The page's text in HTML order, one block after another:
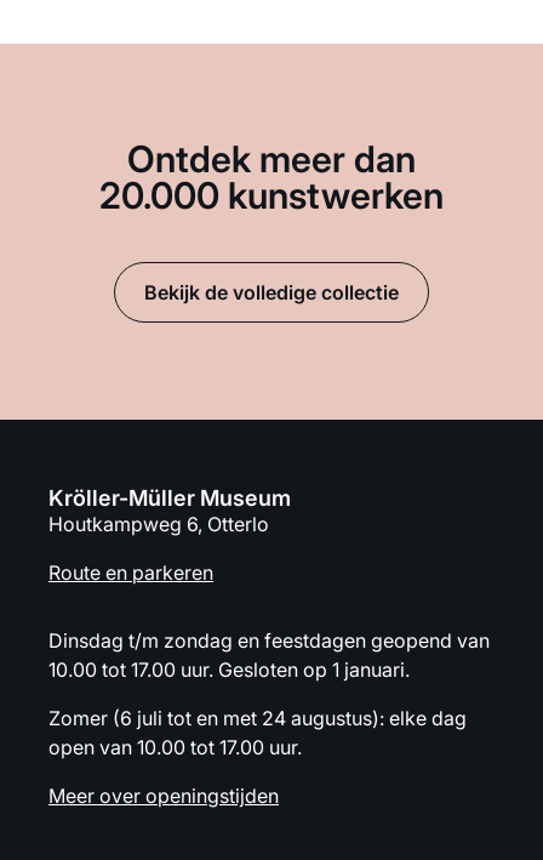
Ontdek meer dan
20.000 kunstwerken
Bekijk de volledige collectie
Kröller-Müller Museum
Houtkampweg 6, Otterlo
Route en parkeren
Dinsdag t/m zondag en feestdagen geopend van
10.00 tot 17.00 uur. Gesloten op 1 januari.
Zomer (6 juli tot en met 24 augustus): elke dag
open van 10.00 tot 17.00 uur.
Meer over openingstijden